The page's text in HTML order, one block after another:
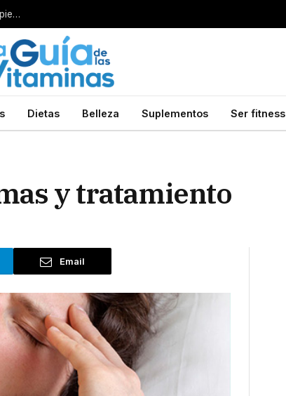
Por esta razón encarcelan a un cirujano después de amputarse ambas piernas
Dietas Belleza Suplementos Ser fitness
y tratamiento
Email